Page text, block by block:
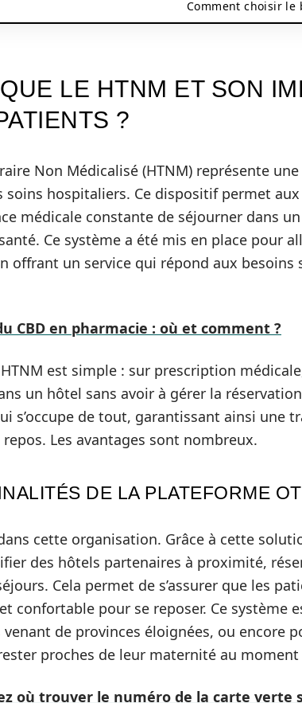
Comment choisir le
LE HTNM ET SON
?
Non Médicalisé (HTNM) représente
soins hospitaliers. Ce dispositif permet
médicale constante de séjourner dans
Ce système a été mis en place pour
offrant un service qui répond aux besoins
CBD en pharmacie : où et comment ?
est simple : sur prescription
un hôtel sans avoir à gérer la
s’occupe de tout, garantissant ainsi une
Les avantages sont nombreux.
DE LA PLATEFORME
cette organisation. Grâce à cette
des hôtels partenaires à proximité,
Cela permet de s’assurer que les
confortable pour se reposer. Ce système
de provinces éloignées, ou encore
proches de leur maternité au moment
où trouver le numéro de la carte verte